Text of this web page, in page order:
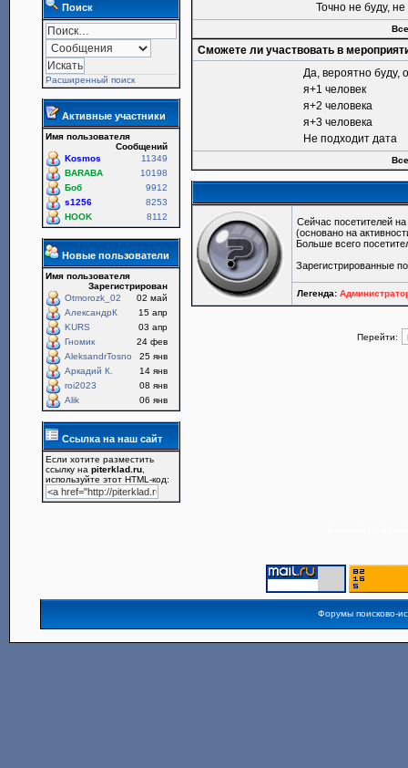
Поиск
Расширенный поиск
Активные участники
Имя пользователя
Сообщений
Kosmos
11349
BARABA
10198
Боб
9912
s1256
8253
HOOK
8112
Новые пользователи
Имя пользователя
Зарегистрирован
Otmorozk_02
02 май
АлександрК
15 апр
KURS
03 апр
Гномик
24 фев
AleksandrTosno
25 янв
Аркадий К.
14 янв
roi2023
08 янв
Alik
06 янв
Ссылка на наш сайт
Если хотите разместить
ссылку наpiterklad.ru
используйте этот HTML-код:
Точно не буду,
Сможете ли участвовать в
Да, вероятно буду,
я+1 человек
я+2 человека
я+3 человека
Не подходит дата
Сейчас посетителей
(основано на
Больше всего
Зарегистрированные
Легенда:
Перейти:
Форумы поисково-